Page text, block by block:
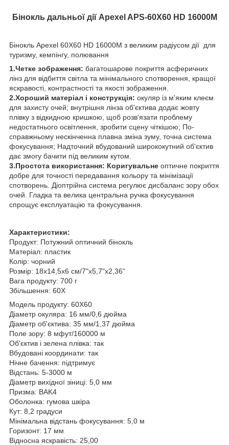
Бінокль дальньої дії Apexel APS-60X60 HD 16000M
Бінокль Apexel 60X60 HD 16000M з великим радіусом дії для
туризму, кемпінгу, полювання
1.Четке зображення: багатошарове покриття асферичних
лінз для відбиття світла та мінімального спотворення, кращої
яскравості, контрастності та якості зображення.
2.Хороший матеріал і конструкція: окуляр із м'яким клеєм
для захисту очей; внутрішня лінза об'єктива додає жовту
плівку з відкидною кришкою, щоб розв'язати проблему
недостатнього освітлення, зробити сцену чіткішою; По-
справжньому нескінченна плавна зміна зуму, точна система
фокусування; Надточний вбудований ширококутний об'єктив
дає змогу бачити під великим кутом.
3.Простота використання: Коригувальне оптичне покриття
добре для точності передавання кольору та мінімізації
спотворень. Діоптрійна система регулює дисбаланс зору обох
очей. Гладка та велика центральна ручка фокусування
спрощує експлуатацію та фокусування.
Характеристики:
Продукт: Потужний оптичний бінокль
Матеріал: пластик
Колір: чорний
Розмір: 18x14,5x6 см/7"x5,7"x2,36”
Вага продукту: 700 г
Збільшення: 60X
Модель продукту: 60X60
Діаметр окуляра: 16 мм/0,6 дюйма
Діаметр об'єктива: 35 мм/1,37 дюйма
Поле зору: 8 мфут/160000 м
Об'єктив і зелена плівка: так
Вбудовані координати: так
Нічне бачення: підтримує
Відстань: 5-3000 м
Діаметр вихідної зіниці: 5,0 мм
Призма: BAK4
Оболонка: гумова шкіра
Кут: 8,2 градуси
Мінімальна відстань фокусування: 5,0 м
Горизонт: 17 мм
Відносна яскравість: 25,00